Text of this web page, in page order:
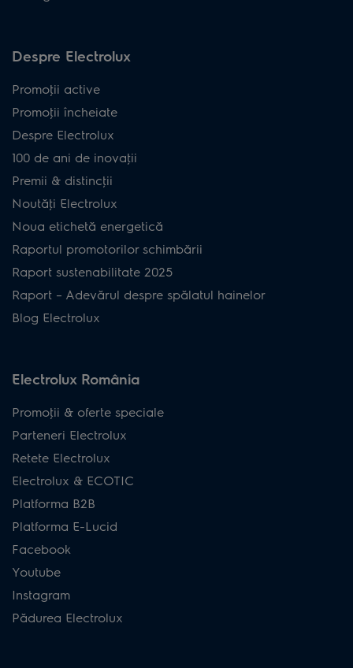
Despre Electrolux
Promoţii active
Promoţii încheiate
Despre Electrolux
100 de ani de inovaţii
Premii & distincţii
Noutăţi Electrolux
Noua etichetă energetică
Raportul promotorilor schimbării
Raport sustenabilitate 2025
Raport – Adevărul despre spălatul hainelor
Blog Electrolux
Electrolux România
Promoţii & oferte speciale
Parteneri Electrolux
Retete Electrolux
Electrolux & ECOTIC
Platforma B2B
Platforma E-Lucid
Facebook
Youtube
Instagram
Pădurea Electrolux